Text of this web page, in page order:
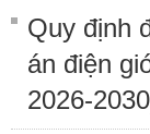
Quy định
án điện
2026-